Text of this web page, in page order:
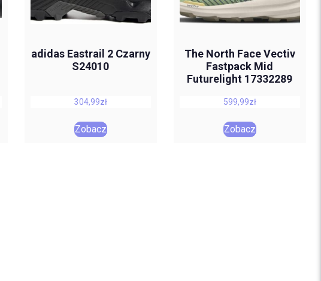
adidas Eastrail 2 Czarny
S24010
304,99zł
Zobacz
The North Face Vectiv
Fastpack Mid
Futurelight 17332289
599,99zł
Zobacz